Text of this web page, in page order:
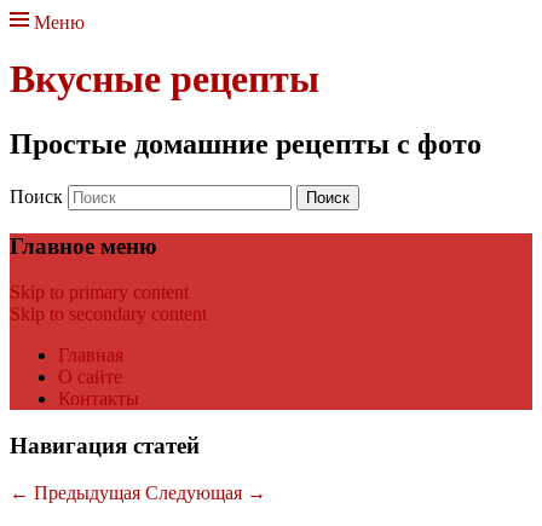
Меню
Вкусные рецепты
Простые домашние рецепты с фото
Поиск
Главное меню
Skip to primary content
Skip to secondary content
Главная
О сайте
Контакты
Навигация статей
← Предыдущая Следующая →